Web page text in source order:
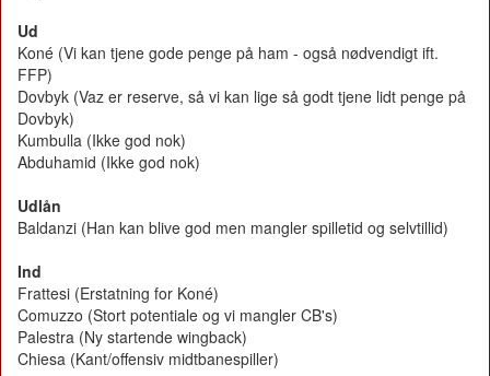
Ud
Koné (Vi kan tjene gode penge på ham - også nødvendigt ift.
FFP)
Dovbyk (Vaz er reserve, så vi kan lige så godt tjene lidt penge på
Dovbyk)
Kumbulla (Ikke god nok)
Abduhamid (Ikke god nok)
Udlån
Baldanzi (Han kan blive god men mangler spilletid og selvtillid)
Ind
Frattesi (Erstatning for Koné)
Comuzzo (Stort potentiale og vi mangler CB's)
Palestra (Ny startende wingback)
Chiesa (Kant/offensiv midtbanespiller)